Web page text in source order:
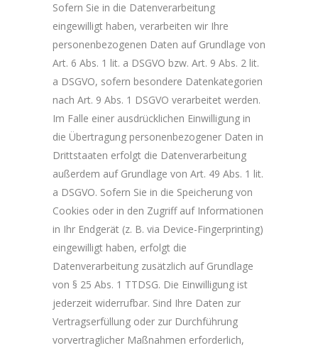
Sofern Sie in die Datenverarbeitung
eingewilligt haben, verarbeiten wir Ihre
personenbezogenen Daten auf Grundlage von
Art. 6 Abs. 1 lit. a DSGVO bzw. Art. 9 Abs. 2 lit.
a DSGVO, sofern besondere Datenkategorien
nach Art. 9 Abs. 1 DSGVO verarbeitet werden.
Im Falle einer ausdrücklichen Einwilligung in
die Übertragung personenbezogener Daten in
Drittstaaten erfolgt die Datenverarbeitung
außerdem auf Grundlage von Art. 49 Abs. 1 lit.
a DSGVO. Sofern Sie in die Speicherung von
Cookies oder in den Zugriff auf Informationen
in Ihr Endgerät (z. B. via Device-Fingerprinting)
eingewilligt haben, erfolgt die
Datenverarbeitung zusätzlich auf Grundlage
von § 25 Abs. 1 TTDSG. Die Einwilligung ist
jederzeit widerrufbar. Sind Ihre Daten zur
Vertragserfüllung oder zur Durchführung
vorvertraglicher Maßnahmen erforderlich,